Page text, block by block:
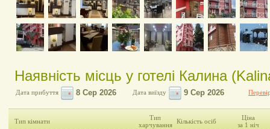
Наявність місць у готелі Калина
Дата прибуття Дата виїзду
Тип кімнати
Тип
харчування
Кількість осіб
Ціна
за 1 ніч